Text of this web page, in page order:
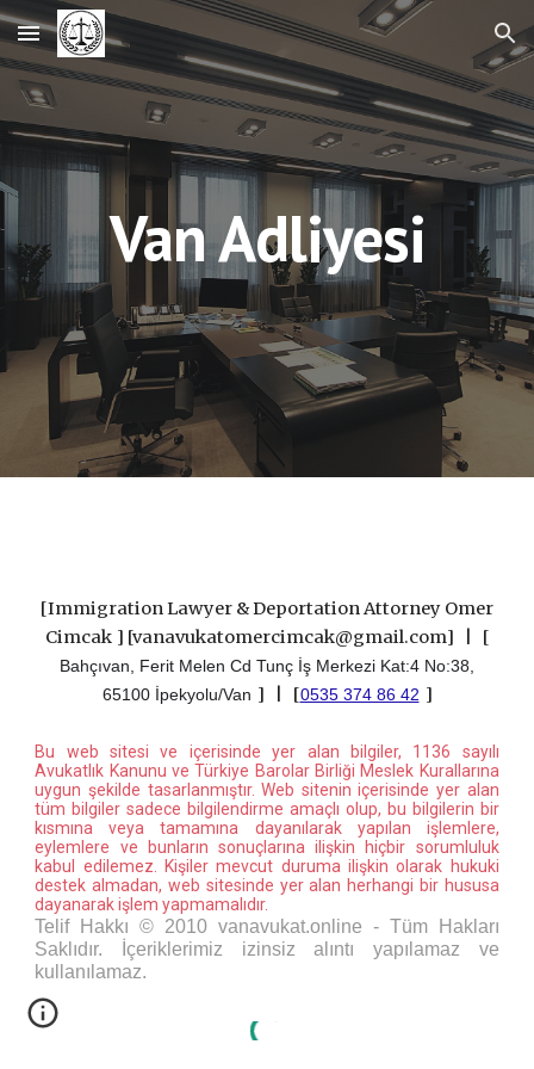
Skip to main content Skip to navigation
Van Adliyesi
[Immigration Lawyer & Deportation Attorney Omer
Cimcak ] [vanavukatomercimcak@gmail.com] | [
Bahçıvan, Ferit Melen Cd Tunç İş Merkezi Kat:4 No:38,
65100 İpekyolu/Van ] [0535 374 86 42 ]
Bu web sitesi ve içerisinde yer alan bilgiler, 1136 sayılı
Avukatlık Kanunu ve Türkiye Barolar Birliği Meslek Kurallarına
uygun şekilde tasarlanmıştır. Web sitenin içerisinde yer alan
tüm bilgiler sadece bilgilendirme amaçlı olup, bu bilgilerin bir
kısmına veya tamamına dayanılarak yapılan işlemlere,
eylemlere ve bunların sonuçlarına ilişkin hiçbir sorumluluk
kabul edilemez. Kişiler mevcut duruma ilişkin olarak hukuki
destek almadan, web sitesinde yer alan herhangi bir hususa
dayanarak işlem yapmamalıdır.
Telif Hakkı © 2010 vanavukat.online - Tüm Hakları
Saklıdır. İçeriklerimiz izinsiz alıntı yapılamaz ve
kullanılamaz.